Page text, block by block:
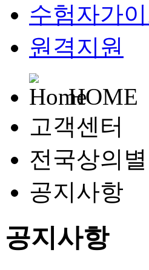
수험자가
원격지원
HOME
고객센터
전국상의
공지사항
공지사항